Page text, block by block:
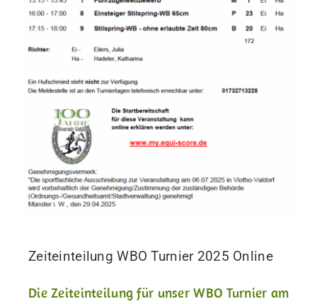
Zeiteinteilung WBO Turnier 2025 Online
Die Zeiteinteilung für unser WBO Turnier am